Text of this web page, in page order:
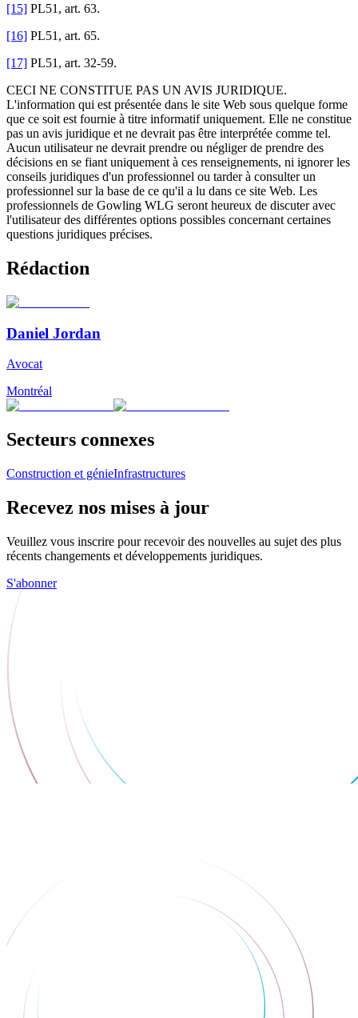
[15] PL51, art. 63.
[16] PL51, art. 65.
[17] PL51, art. 32-59.
CECI NE CONSTITUE PAS UN AVIS JURIDIQUE.
L'information qui est présentée dans le site Web sous quelque forme
que ce soit est fournie à titre informatif uniquement. Elle ne constitue
pas un avis juridique et ne devrait pas être interprétée comme tel.
Aucun utilisateur ne devrait prendre ou négliger de prendre des
décisions en se fiant uniquement à ces renseignements, ni ignorer les
conseils juridiques d'un professionnel ou tarder à consulter un
professionnel sur la base de ce qu'il a lu dans ce site Web. Les
professionnels de Gowling WLG seront heureux de discuter avec
l'utilisateur des différentes options possibles concernant certaines
questions juridiques précises.
Rédaction
Daniel Jordan
Avocat
Montréal
Secteurs connexes
Construction et génieInfrastructures
Recevez nos mises à jour
Veuillez vous inscrire pour recevoir des nouvelles au sujet des plus
récents changements et développements juridiques.
S'abonner